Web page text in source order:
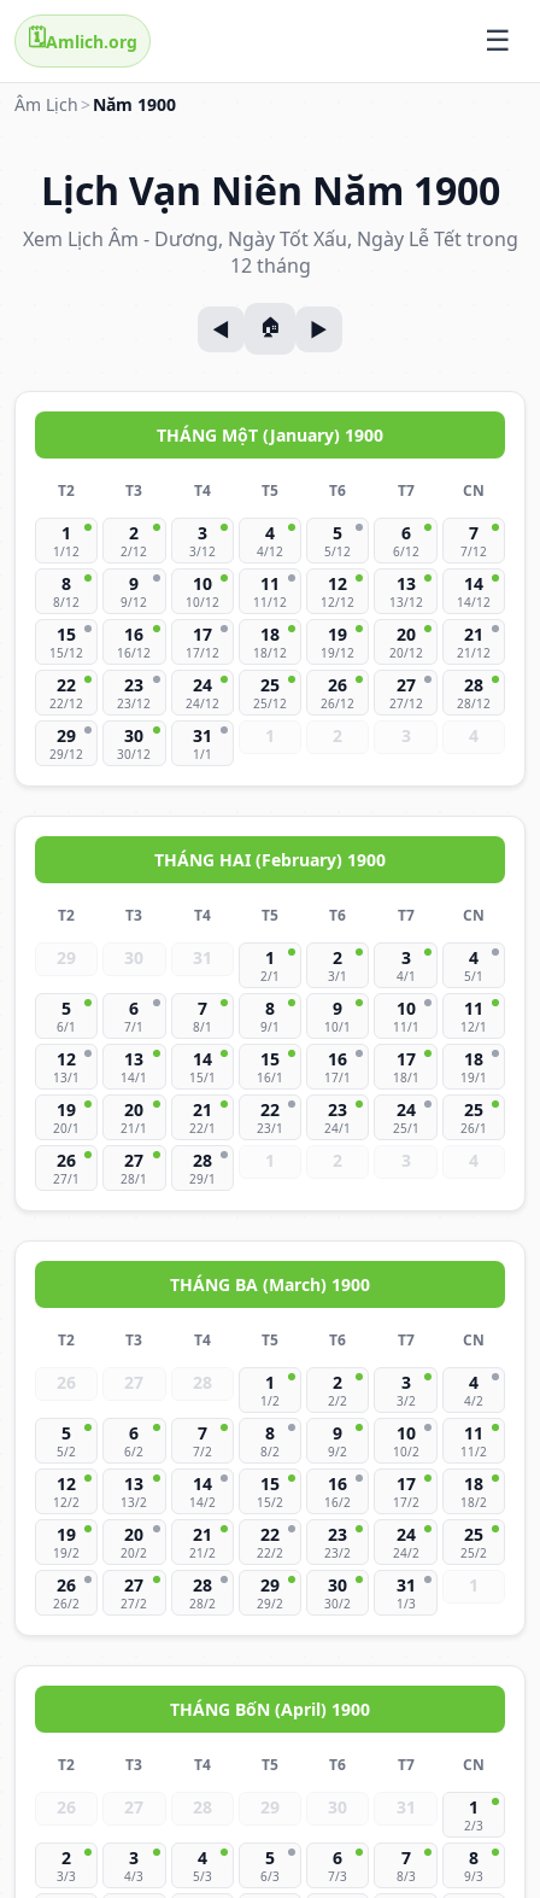
🗓️Amlich.org
Âm Lịch > Năm 1900
Lịch Vạn Niên Năm 1900
Xem Lịch Âm - Dương, Ngày Tốt Xấu, Ngày Lễ Tết trong
12 tháng
THÁNG MộT (January) 1900
T2 T3 T4 T5 T6 T7 CN
1
1/12
2
2/12
3
3/12
4
4/12
5
5/12
6
6/12
7
7/12
8
8/12
9
9/12
10
10/12
11
11/12
12
12/12
13
13/12
14
14/12
15
15/12
16
16/12
17
17/12
18
18/12
19
19/12
20
20/12
21
21/12
22
22/12
23
23/12
24
24/12
25
25/12
26
26/12
27
27/12
28
28/12
29
29/12
30
30/12
31
1/1
1 2 3 4
THÁNG HAI (February) 1900
T2 T3 T4 T5 T6 T7 CN
29 30 31 1
2/1
2
3/1
3
4/1
4
5/1
5
6/1
6
7/1
7
8/1
8
9/1
9
10/1
10
11/1
11
12/1
12
13/1
13
14/1
14
15/1
15
16/1
16
17/1
17
18/1
18
19/1
19
20/1
20
21/1
21
22/1
22
23/1
23
24/1
24
25/1
25
26/1
26
27/1
27
28/1
28
29/1
1 2 3 4
THÁNG BA (March) 1900
T2 T3 T4 T5 T6 T7 CN
26 27 28 1
1/2
2
2/2
3
3/2
4
4/2
5
5/2
6
6/2
7
7/2
8
8/2
9
9/2
10
10/2
11
11/2
12
12/2
13
13/2
14
14/2
15
15/2
16
16/2
17
17/2
18
18/2
19
19/2
20
20/2
21
21/2
22
22/2
23
23/2
24
24/2
25
25/2
26
26/2
27
27/2
28
28/2
29
29/2
30
30/2
31
1/3
1
THÁNG BốN (April) 1900
T2 T3 T4 T5 T6 T7 CN
26 27 28 29 30 31 1
2/3
2
3/3
3
4/3
4
5/3
5
6/3
6
7/3
7
8/3
8
9/3